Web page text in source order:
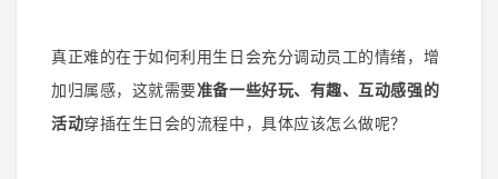
真正难的在于如何利用生日会充分调动员工的情绪，增
加归属感，这就需要准备一些好玩、有趣、互动感强的
活动穿插在生日会的流程中，具体应该怎么做呢？